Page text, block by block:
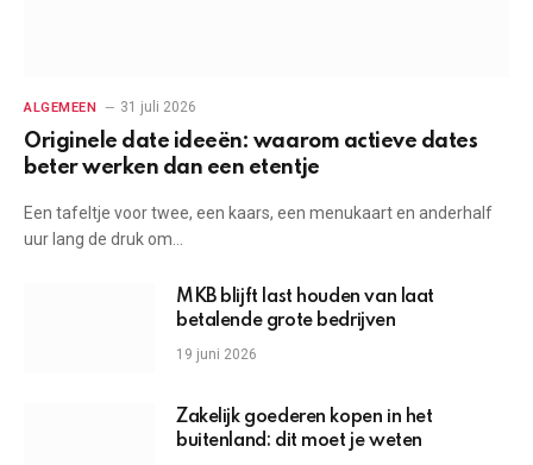
ALGEMEEN 31 juli 2026
Originele date ideeën: waarom actieve dates
beter werken dan een etentje
Een tafeltje voor twee, een kaars, een menukaart en anderhalf
uur lang de druk om…
MKB blijft last houden van laat
betalende grote bedrijven
19 juni 2026
Zakelijk goederen kopen in het
buitenland: dit moet je weten